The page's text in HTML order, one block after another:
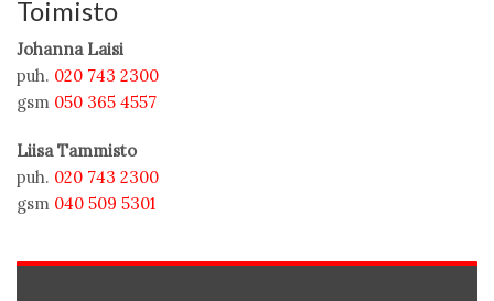
Toimisto
Johanna Laisi
puh. 020 743 2300
gsm 050 365 4557
Liisa Tammisto
puh. 020 743 2300
gsm 040 509 5301